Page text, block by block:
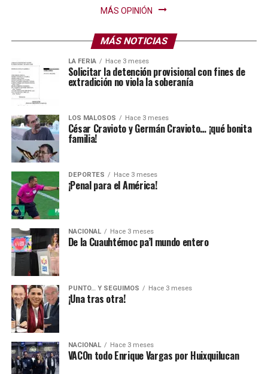
MÁS OPINIÓN
MÁS NOTICIAS
LA FERIA Hace 3 meses
Solicitar la detención provisional con fines de
extradición no viola la soberanía
LOS MALOSOS Hace 3 meses
César Cravioto y Germán Cravioto… ¡qué bonita
familia!
DEPORTES Hace 3 meses
¡Penal para el América!
NACIONAL Hace 3 meses
De la Cuauhtémoc pa’l mundo entero
PUNTO… Y SEGUIMOS Hace 3 meses
¡Una tras otra!
NACIONAL Hace 3 meses
VACOn todo Enrique Vargas por Huixquilucan